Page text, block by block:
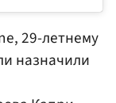
29-летнему
назначили